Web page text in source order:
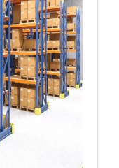
futuros para
o produto
tipo de cuidado
dos
com
que não